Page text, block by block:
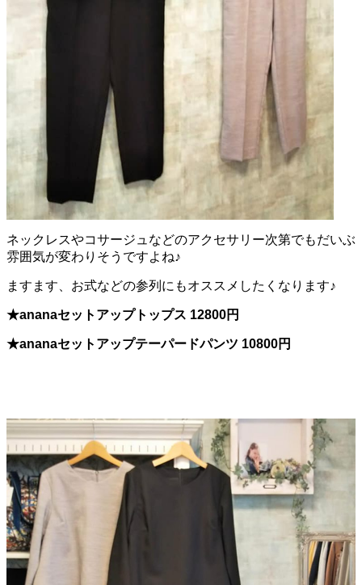
ネックレスやコサージュなどのアクセサリー次第でもだいぶ
雰囲気が変わりそうですよね♪
ますます、お式などの参列にもオススメしたくなります♪
★ananaセットアップトップス 12800円
★ananaセットアップテーパードパンツ 10800円